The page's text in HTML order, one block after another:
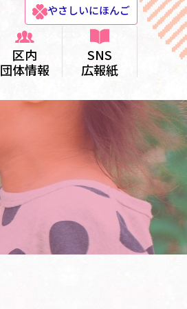
やさしいにほんご
区内
団体情報
SNS
広報紙